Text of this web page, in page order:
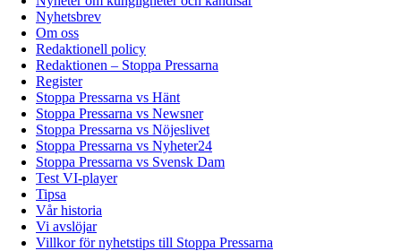
Nyhetsbrev
Om oss
Redaktionell policy
Redaktionen – Stoppa Pressarna
Register
Stoppa Pressarna vs Hänt
Stoppa Pressarna vs Newsner
Stoppa Pressarna vs Nöjeslivet
Stoppa Pressarna vs Nyheter24
Stoppa Pressarna vs Svensk Dam
Test VI-player
Tipsa
Vår historia
Vi avslöjar
Villkor för nyhetstips till Stoppa Pressarna